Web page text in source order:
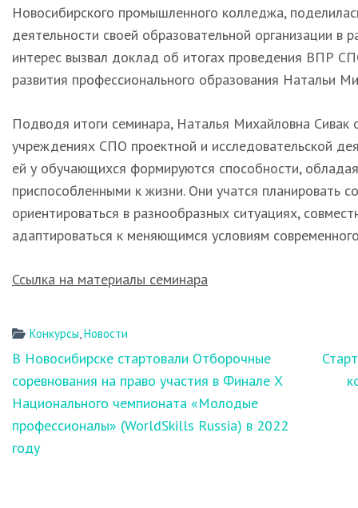
Новосибирского промышленного колледжа,
деятельности своей образовательной организации
интерес вызвал доклад об итогах проведения ВПР
развития профессионального образования Натальи
Подводя итоги семинара, Наталья Михайловна Сивак
учреждениях СПО проектной и исследовательской
ей у обучающихся формируются способности,
приспособленными к жизни. Они учатся планировать
ориентироваться в разнообразных ситуациях,
адаптироваться к меняющимся условиям
Ссылка на материалы семинара
Конкурсы,Новости
Навигация
по
записям
В Новосибирске стартовали Отборочные
соревнования на право участия в Финале Х
Национального чемпионата «Молодые
профессионалы» (WorldSkills Russia) в 2022
году